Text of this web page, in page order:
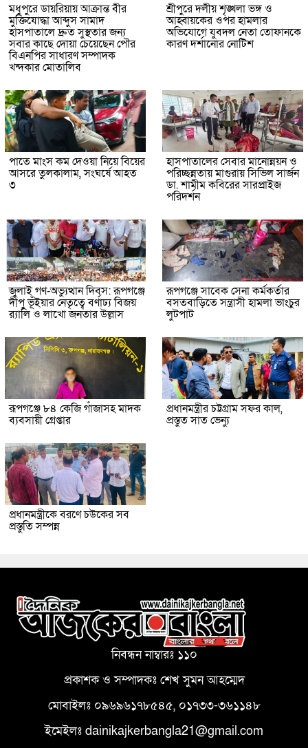
মধুপুরে ডায়রিয়ায় আক্রান্ত বীর
মুক্তিযোদ্ধা আব্দুস সামাদ
হাসপাতালে দ্রুত সুস্থতার জন্য
সবার কাছে দোয়া চেয়েছেন পৌর
বিএনপির সাধারণ সম্পাদক
খন্দকার মোতালিব
শ্রীপুরে দলীয় শৃঙ্খলা ভঙ্গ ও
আহ্বায়কের ওপর হামলার
অভিযোগে যুবদল নেতা তোফানকে
কারণ দর্শানোর নোটিশ
পাতে মাংস কম দেওয়া নিয়ে বিয়ের
আসরে তুলকালাম, সংঘর্ষে আহত
৩
হাসপাতালের সেবার মানোন্নয়ন ও
পরিচ্ছন্নতায় মাগুরায় সিভিল সার্জন
ডা. শামীম কবিরের সারপ্রাইজ
পরিদর্শন
জুলাই গণ-অভ্যুত্থান দিবস: রূপগঞ্জে
দীপু ভূঁইয়ার নেতৃত্বে বর্ণাঢ্য বিজয়
র‌্যালি ও লাখো জনতার উল্লাস
রূপগঞ্জে সাবেক সেনা কর্মকর্তার
বসতবাড়িতে সন্ত্রাসী হামলা ভাংচুর
লুটপাট
রূপগঞ্জে ৮৪ কেজি গাঁজাসহ মাদক
ব্যবসায়ী গ্রেপ্তার
প্রধানমন্ত্রীর চট্টগ্রাম সফর কাল,
প্রস্তুত সাত ভেন্যু
প্রধানমন্ত্রীকে বরণে চউকের সব
প্রস্তুতি সম্পন্ন
নিবন্ধন নাম্বারঃ ১১০
প্রকাশক ও সম্পাদকঃ শেখ সুমন আহম্মেদ
মোবাইলঃ ০৯৬৯৬১৭৮৫৪৫, ০১৭৩৩-৩৬১১৪৮
ইমেইলঃ dainikajkerbangla21@gmail.com